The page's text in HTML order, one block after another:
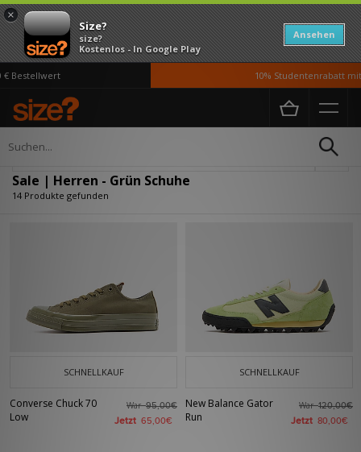
×
Size?
size?
Kostenlos - In Google Play
Ansehen
10% Studentenrabatt mit
Home Herren
Sale | Herren - Grün Schuhe
14 Produkte gefunden
SCHNELLKAUF
Converse Chuck 70
Low
War95,00€
Jetzt 65,00€
SCHNELLKAUF
New Balance Gator
Run
War120,00€
Jetzt 80,00€